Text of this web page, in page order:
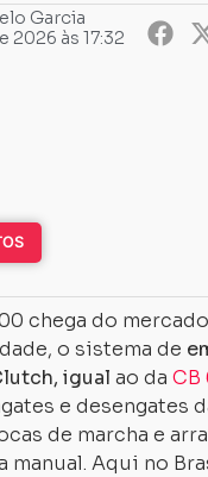
Garcia
2026 às 17:32
chega do
o sistema de
igual ao da CB
e desengates
de marcha e
manual. Aqui no